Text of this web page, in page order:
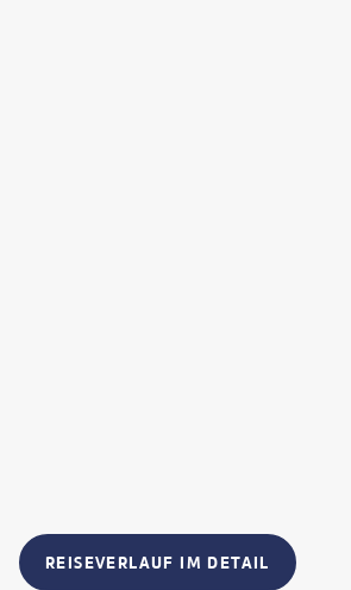
REISEVERLAUF IM DETAIL